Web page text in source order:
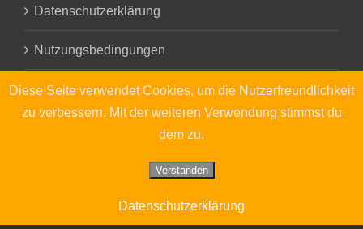
Datenschutzerklärung
Nutzungsbedingungen
© Copyright 2016 - | YOUR pageMaker| All Rights Reserved | MS
Diese Seite verwendet Cookies, um die Nutzerfreundlichkeit
zu verbessern. Mit der weiteren Verwendung stimmst du
dem zu.
Verstanden
Datenschutzerklärung